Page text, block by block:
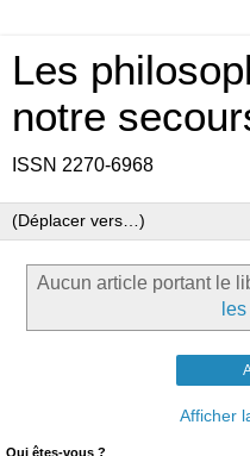
Les
notre
ISSN 2270-6968
Aucun article portant le
Afficher
Qui êtes-vous ?